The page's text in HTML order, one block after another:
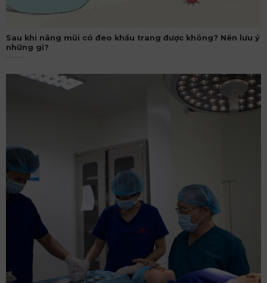
Sau khi nâng mũi có đeo khẩu trang được không? Nên lưu ý
những gì?